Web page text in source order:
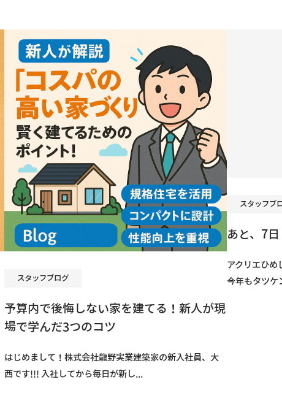
スタッフブログ
予算内で後悔しない家を建てる！新人が現
場で学んだ3つのコツ
はじめまして！株式会社龍野実業建築家の新入社員、大
西です!!! 入社してから毎日が新し...
スタッフブ
あと、7日
アクリエひめ
今年もタツケ